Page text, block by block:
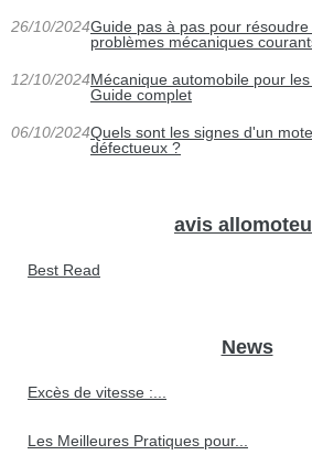
26/10/2024Guide pas à pas pour résoudre
problèmes mécaniques
12/10/2024Mécanique automobile pour
Guide complet
06/10/2024Quels sont les signes d'un
défectueux ?
avis
Best Read
News
Excès de vitesse :...
Les Meilleures Pratiques pour...